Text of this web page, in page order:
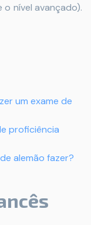
nível avançado).
um exame de
proficiência
alemão fazer?